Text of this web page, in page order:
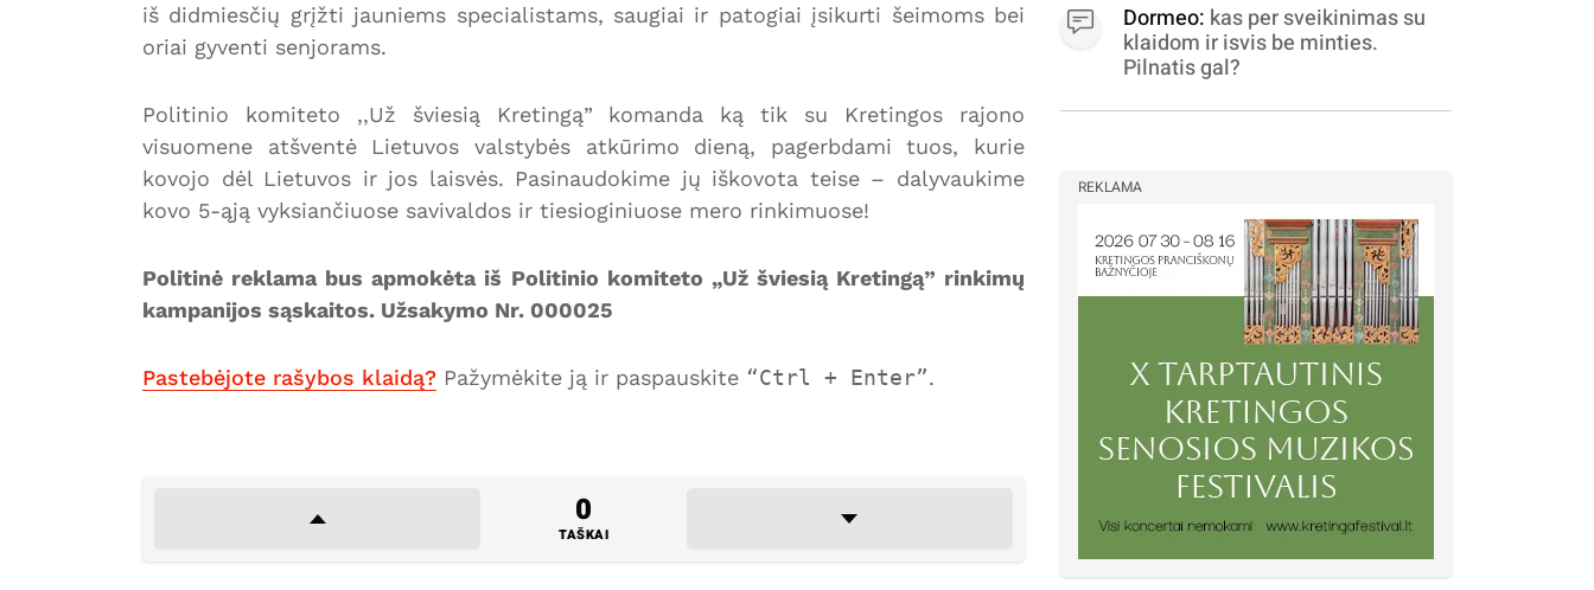
iš didmiesčių grįžti jauniems specialistams, saugiai ir patogiai įsikurti šeimoms bei
oriai gyventi senjorams.
Politinio komiteto ,,Už šviesią Kretingą” komanda ką tik su Kretingos rajono
visuomene atšventė Lietuvos valstybės atkūrimo dieną, pagerbdami tuos, kurie
kovojo dėl Lietuvos ir jos laisvės. Pasinaudokime jų iškovota teise – dalyvaukime
kovo 5-ąją vyksiančiuose savivaldos ir tiesioginiuose mero rinkimuose!
Politinė reklama bus apmokėta iš Politinio komiteto „Už šviesią Kretingą” rinkimų
kampanijos sąskaitos. Užsakymo Nr. 000025
Pastebėjote rašybos klaidą? Pažymėkite ją ir paspauskite Ctrl + Enter .
0
TAŠKAI
Dormeo: kas per sveikinimas su
klaidom ir isvis be minties.
Pilnatis gal?
REKLAMA